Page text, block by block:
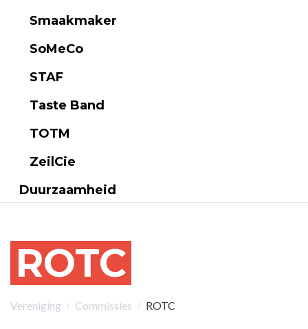
Smaakmaker
SoMeCo
STAF
Taste Band
TOTM
ZeilCie
Duurzaamheid
ROTC
Vereniging Commissies ROTC